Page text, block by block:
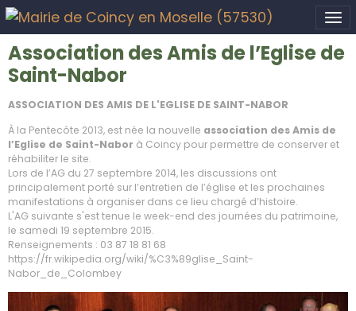
Association des Amis de l’Eglise de
Saint-Nabor
ASSOCIATION DES AMIS DE L'EGLISE DE SAINT-NABOR
À la Pentecôte 2013, est née la nouvelle association des Amis de
l’Eglise de Saint-Nabor à Coincy pour permettre de conserver et
réhabiliter le site.
Lors de l’AG du 27 septembre 2014, les discussions ont
principalement porté sur l’entretien de l’église et les prochaines
manifestations à organiser dans ce lieu chargé d’histoire.
L'AG suivante s'est tenue le week-end des journées du patrimoine,
le samedi 19 septembre 2015.
Renseignements : 03 87 18 81 68
https://fr.wikipedia.org/wiki/%C3%89glise_Saint-
Nabor_de_Colombey